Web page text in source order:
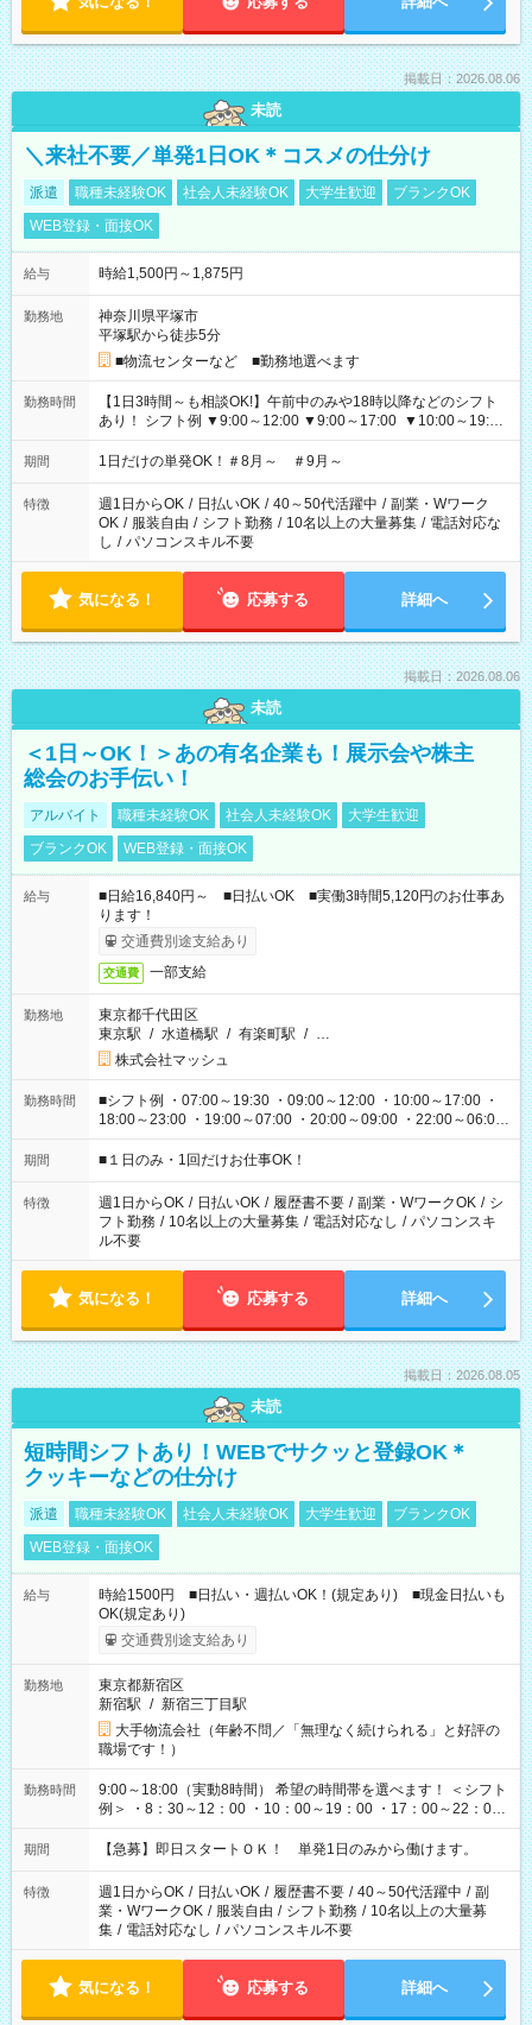
掲載日：2026.08.06
未読
＼来社不要／単発1日OK＊コスメの仕分け
派遣 職種未経験OK 社会人未経験OK 大学生歓迎
ブランクOK
WEB登録・面接OK
給与 時給1,500円～1,875円
勤務地
神奈川県平塚市
平塚駅から徒歩5分
■物流センターなど ■勤務地選べます
勤務時間
【1日3時間～も相談OK!】午前中のみや18時以降などのシフト
あり！ シフト例 ▼9:00～12:00 ▼9:00～17:00 ▼10:00～19:00
▼18:00～21:00
期間 1日だけの単発OK！＃8月～ ＃9月～
特徴 週1日からOK / 日払いOK / 40～50代活躍中 / 副業・Wワーク
OK / 服装自由 / シフト勤務 / 10名以上の大量募集 / 電話対応な
し / パソコンスキル不要
気になる！ 応募する 詳細へ
掲載日：2026.08.06
未読
＜1日～OK！＞あの有名企業も！展示会や株主
総会のお手伝い！
アルバイト 職種未経験OK 社会人未経験OK
大学生歓迎
ブランクOK
WEB登録・面接OK
給与
■日給16,840円～ ■日払いOK ■実働3時間5,120円のお仕事あ
ります！
交通費別途支給あり
交通費 一部支給
勤務地
東京都千代田区
東京駅 / 水道橋駅 / 有楽町駅 / …
株式会社マッシュ
勤務時間
■シフト例 ・07:00～19:30 ・09:00～12:00 ・10:00～17:00 ・
18:00～23:00 ・19:00～07:00 ・20:00～09:00 ・22:00～06:00
etc ★最短で3時間で5,120円のお仕事から 15時間で2万円近く稼
げるお仕事も！ ご希望のお時間に合わせてご紹介！ ※シフトは
ください！
期間 ■１日のみ・1回だけお仕事OK！
特徴 週1日からOK / 日払いOK / 履歴書不要 / 副業・WワークOK / シ
フト勤務 / 10名以上の大量募集 / 電話対応なし / パソコンスキ
ル不要
気になる！ 応募する 詳細へ
掲載日：2026.08.05
未読
短時間シフトあり！WEBでサクッと登録OK＊
クッキーなどの仕分け
派遣 職種未経験OK 社会人未経験OK 大学生歓迎
ブランクOK
WEB登録・面接OK
給与
時給1500円 ■日払い・週払いOK！(規定あり) ■現金日払いも
OK(規定あり)
交通費別途支給あり
勤務地
東京都新宿区
新宿駅 / 新宿三丁目駅
大手物流会社（年齢不問／「無理なく続けられる」と好評の
職場です！）
勤務時間
9:00～18:00（実動8時間） 希望の時間帯を選べます！ ＜シフト
例＞ ・8：30～12：00 ・10：00～19：00 ・17：00～22：00
・13：00～22：00 ・22：00～翌6：00 など
期間 【急募】即日スタートＯＫ！ 単発1日のみから働けます。
特徴 週1日からOK / 日払いOK / 履歴書不要 / 40～50代活躍中 / 副
業・WワークOK / 服装自由 / シフト勤務 / 10名以上の大量募
集 / 電話対応なし / パソコンスキル不要
気になる！ 応募する 詳細へ